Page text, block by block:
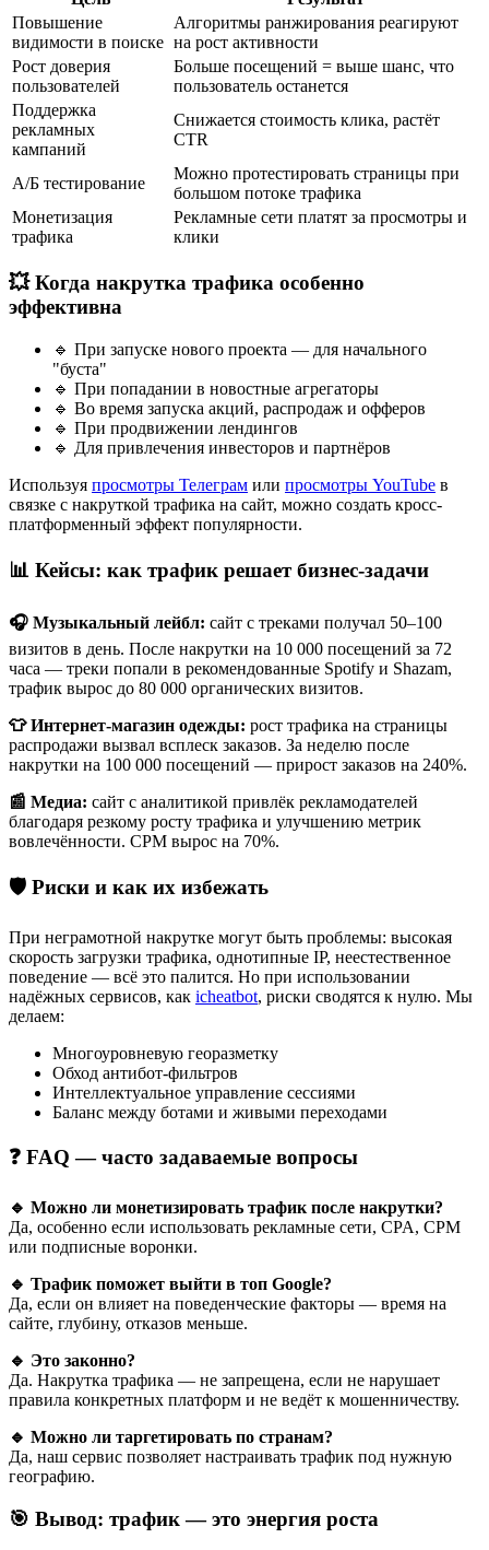
Повышение
видимости в поиске
Алгоритмы ранжирования реагируют
на рост активности
Рост доверия
пользователей
Больше посещений = выше шанс, что
пользователь останется
Поддержка
рекламных
кампаний
Снижается стоимость клика, растёт
CTR
А/Б тестирование
Можно протестировать страницы при
большом потоке трафика
Монетизация
трафика
Рекламные сети платят за просмотры и
клики
💥 Когда накрутка трафика особенно
эффективна
🔹 При запуске нового проекта — для начального
"буста"
🔹 При попадании в новостные агрегаторы
🔹 Во время запуска акций, распродаж и офферов
🔹 При продвижении лендингов
🔹 Для привлечения инвесторов и партнёров
Используя просмотры Телеграм или просмотры YouTube в
связке с накруткой трафика на сайт, можно создать кросс-
платформенный эффект популярности.
📊 Кейсы: как трафик решает бизнес-задачи
🎧 Музыкальный лейбл: сайт с треками получал 50–100
визитов в день. После накрутки на 10 000 посещений за 72
часа — треки попали в рекомендованные Spotify и Shazam,
трафик вырос до 80 000 органических визитов.
👕 Интернет-магазин одежды: рост трафика на страницы
распродажи вызвал всплеск заказов. За неделю после
накрутки на 100 000 посещений — прирост заказов на 240%.
📰 Медиа: сайт с аналитикой привлёк рекламодателей
благодаря резкому росту трафика и улучшению метрик
вовлечённости. CPM вырос на 70%.
🛡️ Риски и как их избежать
При неграмотной накрутке могут быть проблемы: высокая
скорость загрузки трафика, однотипные IP, неестественное
поведение — всё это палится. Но при использовании
надёжных сервисов, как icheatbot, риски сводятся к нулю. Мы
делаем:
Многоуровневую георазметку
Обход антибот-фильтров
Интеллектуальное управление сессиями
Баланс между ботами и живыми переходами
❓ FAQ — часто задаваемые вопросы
🔹 Можно ли монетизировать трафик после накрутки?
Да, особенно если использовать рекламные сети, CPA, CPM
или подписные воронки.
🔹 Трафик поможет выйти в топ Google?
Да, если он влияет на поведенческие факторы — время на
сайте, глубину, отказов меньше.
🔹 Это законно?
Да. Накрутка трафика — не запрещена, если не нарушает
правила конкретных платформ и не ведёт к мошенничеству.
🔹 Можно ли таргетировать по странам?
Да, наш сервис позволяет настраивать трафик под нужную
географию.
🎯 Вывод: трафик — это энергия роста